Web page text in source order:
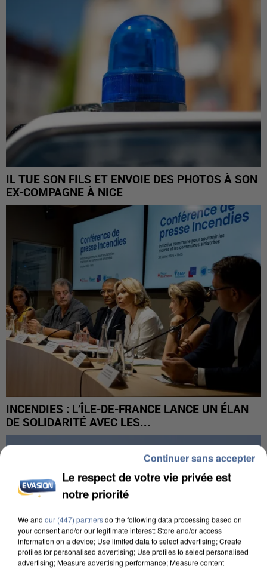
IL TUE SON FILS ET ENVOIE DES PHOTOS À SON
EX-COMPAGNE À NICE
INCENDIES : L’ÎLE-DE-FRANCE LANCE UN ÉLAN
DE SOLIDARITÉ AVEC LES...
Le respect de votre vie privée est
notre priorité
We and our (447) partnersdo the following data processing based on
your consent and/or our legitimate interest: Store and/or access
information on a device; Use limited data to select advertising; Create
profiles for personalised advertising; Use profiles to select personalised
advertising; Measure advertising performance; Measure content
Continuer sans accepter